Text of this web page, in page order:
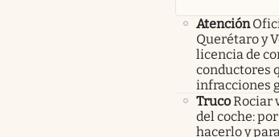
Atención
Querétaro y
licencia de
conductores
infracciones
TrucoRociar
del coche:
hacerlo y